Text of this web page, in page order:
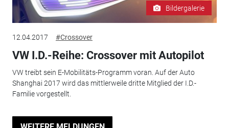
Bildergalerie
12.04.2017 #Crossover
VW I.D.-Reihe: Crossover mit Autopilot
VW treibt sein E-Mobilitäts-Programm voran. Auf der Auto
Shanghai 2017 wird das mittlerweile dritte Mitglied der I.D.-
Familie vorgestellt.